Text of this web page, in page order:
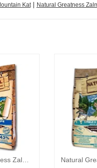
Kat| Natural Greatness